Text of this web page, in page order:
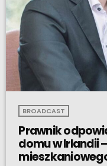
BROADCAST
Prawnik
domu w Irlandii